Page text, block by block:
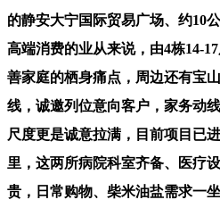
的静安大宁国际贸易广场、约10
高端消费的业从来说，由4栋14-
善家庭的栖身痛点，周边还有宝
线，诚邀列位意向客户，家务动
尺度更是诚意拉满，目前项目已
里，这两所病院科室齐备、医疗
贵，日常购物、柴米油盐需求一